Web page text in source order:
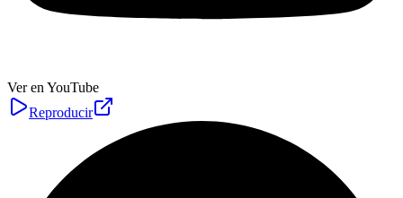
Ver en YouTube
Reproducir